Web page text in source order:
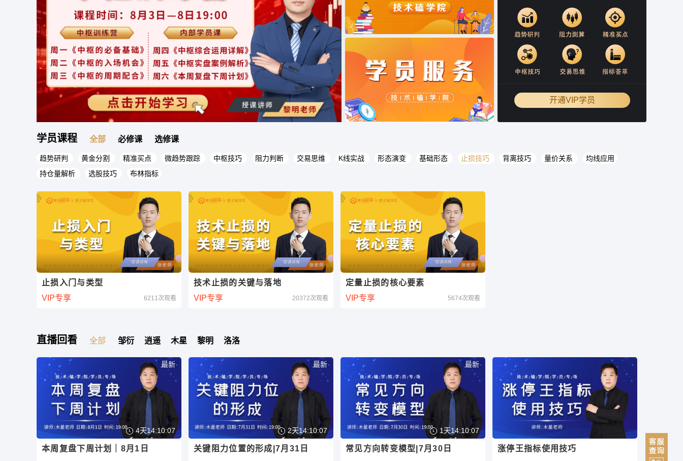
开通VIP学员
学员课程 全部 必修课 选修课
趋势研判 黄金分割 精准买点 微趋势跟踪 中枢技巧 阻力判断 交易思维 K线实战 形态演变 基础形态 止损技巧 背离技巧 量价关系
均线应用
持仓量解析
选股技巧 布林指标
止损入门与类型
VIP专享
6211次观看
技术止损的关键与落地
VIP专享
20372次观看
定量止损的核心要素
VIP专享
5674次观看
直播回看 全部 邹衍 逍遥 木星 黎明 洛洛
最新
4天14:10:06
本周复盘下周计划｜8月1日
最新
2天14:10:06
关键阻力位置的形成|7月31日
最新
1天14:10:06
常见方向转变模型|7月30日 涨停王指标使用技巧